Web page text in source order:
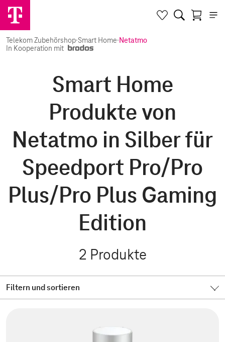
Telekom Zubehörshop·Smart Home·Netatmo
In Kooperation mit
Smart Home
Produkte von
Netatmo in Silber für
Speedport Pro/Pro
Plus/Pro Plus Gaming
Edition
2 Produkte
Filtern und sortieren